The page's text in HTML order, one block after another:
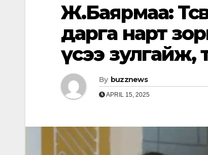
Ж.Баярмаа:
дарга нарт
үсээ зулгайж,
By buzznews
APRIL 15, 2025